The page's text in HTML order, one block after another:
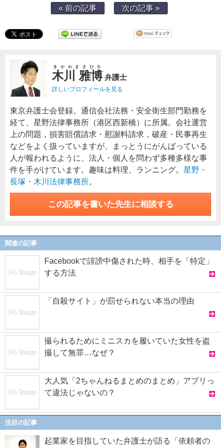
« 前の記事 次の記事 »
木川 雅博
きかわまさひろ
弁護士
詳しいプロフィールを見る
東京弁護士会登録。通信会社法務・安全衛生部門勤務を
経て、星野法律事務所（港区西新橋）に所属。会社運営
上の問題，損害賠償請求・慰謝料請求，破産・民事再生
などをよく扱っていますが、まっとうにがんばっている
人が報われるように、法人・個人を問わず多種多様な事
件を手がけています。趣味は料理、ランニング。 星野・
長塚・木川法律事務所。
この記事を書いた先生に相談する
関連の記事
Facebookで誹謗中傷された時、相手を「特定」
する方法
「自殺サイト」が罰せられない本当の理由
撮られるためにミニスカを履いていた女性を盗
撮して無罪…なぜ？
大人気「2ちゃんねるまとめのまとめ」アプリっ
て違法じゃないの？
注目の記事
起業家を目指していた弁護士が語る「依頼者の